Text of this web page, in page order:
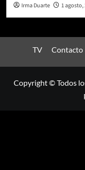
Irma Duarte 1 agosto,
TV Contacto
Copyright © Todos